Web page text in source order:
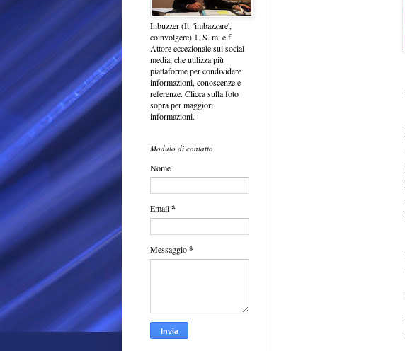
Inbuzzer (It. 'imbazzare',
coinvolgere) 1. S. m. e f.
Attore eccezionale sui social
media, che utilizza più
piattaforme per condividere
informazioni, conoscenze e
referenze. Clicca sulla foto
sopra per maggiori
informazioni.
Modulo di contatto
Nome
Email*
Messaggio*